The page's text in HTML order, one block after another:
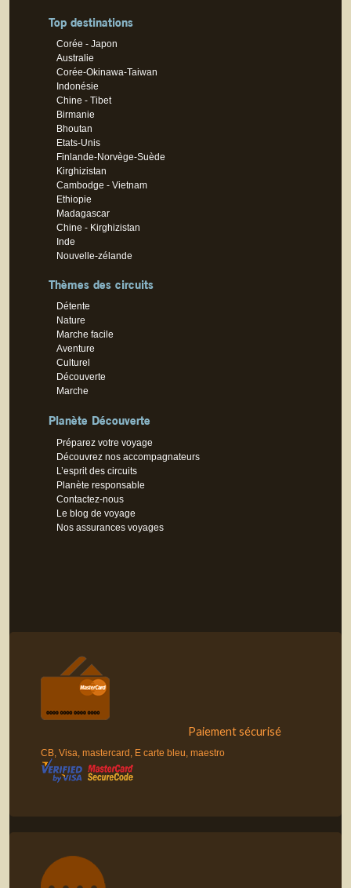
Top destinations
Corée - Japon
Australie
Corée-Okinawa-Taiwan
Indonésie
Chine - Tibet
Birmanie
Bhoutan
Etats-Unis
Finlande-Norvège-Suède
Kirghizistan
Cambodge - Vietnam
Ethiopie
Madagascar
Chine - Kirghizistan
Inde
Nouvelle-zélande
Thèmes des circuits
Détente
Nature
Marche facile
Aventure
Culturel
Découverte
Marche
Planète Découverte
Préparez votre voyage
Découvrez nos accompagnateurs
L’esprit des circuits
Planète responsable
Contactez-nous
Le blog de voyage
Nos assurances voyages
Paiement sécurisé
CB, Visa, mastercard, E carte bleu, maestro